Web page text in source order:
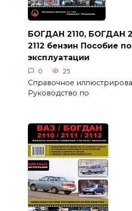
БОГДАН 2110, БОГДАН
2112 бензин Пособие
эксплуатации
0 25
Справочное
Руководство по